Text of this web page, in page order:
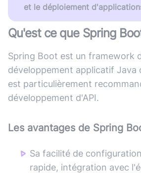
et le déploiement
Qu'est ce que Spring
Spring Boot est un framework
développement applicatif Java
est particulièrement
développement d'API.
Les avantages de Spring
Sa facilité de
rapide, intégration avec